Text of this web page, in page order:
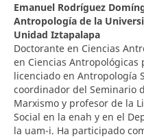
Emanuel Rodríguez
Antropología de la
Unidad Iztapalapa
Doctorante en Ciencias
en Ciencias
licenciado en Antropología
coordinador del Seminario
Marxismo y profesor de la
Social en la enah y en el
la uam-i. Ha participado